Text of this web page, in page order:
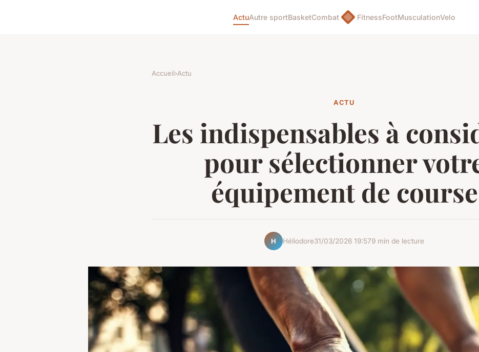
ActuAutre sportBasketCombat FitnessFootMusculationVelo
Accueil›Actu
ACTU
Les indispensables à
pour sélectionner
équipement de course
H Héliodore31/03/2026 19:579 min de lecture